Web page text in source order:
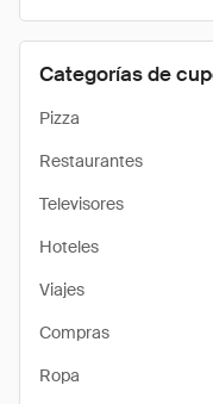
Categorías de
Pizza
Restaurantes
Televisores
Hoteles
Viajes
Compras
Ropa